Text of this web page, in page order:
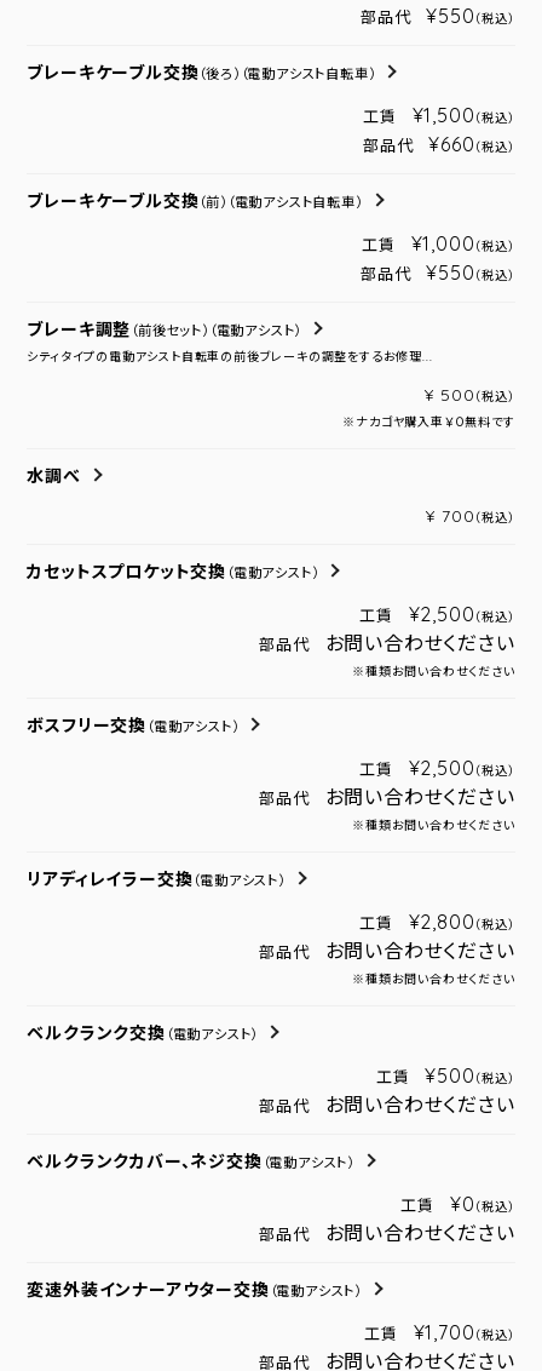
部品代 ¥550 （税込）
ブレーキケーブル交換 （後ろ） （電動アシスト自転車）
工賃 ¥1,500 （税込）
部品代 ¥660 （税込）
ブレーキケーブル交換 （前） （電動アシスト自転車）
工賃 ¥1,000 （税込）
部品代 ¥550 （税込）
ブレーキ調整 （前後セット） （電動アシスト）
シティタイプの電動アシスト自転車の前後ブレーキの調整をするお修理...
¥ 500 （税込）
※ナカゴヤ購入車￥０無料です
水調べ
¥ 700 （税込）
カセットスプロケット交換 （電動アシスト）
工賃 ¥2,500 （税込）
部品代 お問い合わせください
※種類お問い合わせください
ボスフリー交換 （電動アシスト）
工賃 ¥2,500 （税込）
部品代 お問い合わせください
※種類お問い合わせください
リアディレイラー交換 （電動アシスト）
工賃 ¥2,800 （税込）
部品代 お問い合わせください
※種類お問い合わせください
ベルクランク交換 （電動アシスト）
工賃 ¥500 （税込）
部品代 お問い合わせください
ベルクランクカバー、ネジ交換 （電動アシスト）
工賃 ¥0 （税込）
部品代 お問い合わせください
変速外装インナーアウター交換 （電動アシスト）
工賃 ¥1,700 （税込）
部品代 お問い合わせください